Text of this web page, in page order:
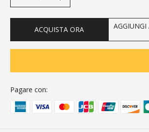
ACQUISTA ORA AGGIUNGI
Pagare con: